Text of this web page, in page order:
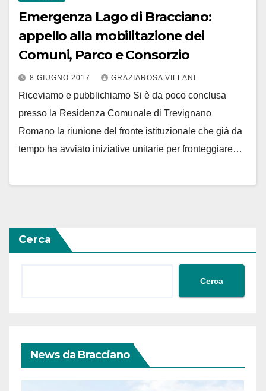
Emergenza Lago di Bracciano:
appello alla mobilitazione dei
Comuni, Parco e Consorzio
8 GIUGNO 2017 GRAZIAROSA VILLANI
Riceviamo e pubblichiamo Si è da poco conclusa
presso la Residenza Comunale di Trevignano
Romano la riunione del fronte istituzionale che già da
tempo ha avviato iniziative unitarie per fronteggiare…
Cerca
Cerca
News da Bracciano